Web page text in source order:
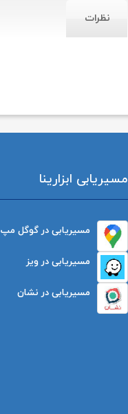
نظرات
مسیریابی ابزارینا
مسیریابی در گوگل مپ
مسیریابی در ویز
مسیریابی در نشان